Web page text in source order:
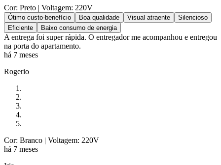
Cor: Preto | Voltagem: 220V
Ótimo custo-benefício Boa qualidade Visual atraente
Silencioso
Eficiente
Baixo consumo de energia
A entrega foi super rápida. O entregador me acompanhou e entregou
na porta do apartamento.
há 7 meses
Rogerio
Cor: Branco | Voltagem: 220V
há 7 meses